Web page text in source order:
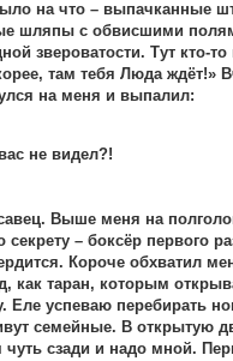
на что – выпачканные
шляпы с обвисшими
звероватости. Тут кто-то
там тебя Люда ждёт!»
на меня и выпалил:
не видел?!
Выше меня на
секрету – боксёр первого
Короче обхватил
как таран, которым
Еле успеваю перебирать
семейные. В открытую
сзади и надо мной.